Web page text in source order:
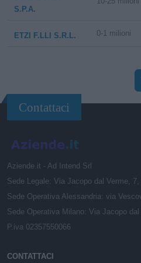
S.P.A.
ETZI F.LLI S.R.L. 0-1 milioni
Contattaci
Aziende.it - Ad Intend Srl
Sede Legale: Via Jacopo dal Verme, 7,
Sede Operativa Alessandria: via
Sede Operativa Milano: Via Jacopo dal
P.iva 02357550066
CONTATTACI